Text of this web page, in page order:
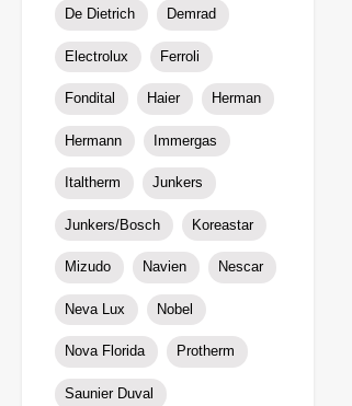
De Dietrich Demrad
Electrolux Ferroli
Fondital Haier Herman
Hermann Immergas
Italtherm Junkers
Junkers/Bosch Koreastar
Mizudо Navien Nescar
Neva Lux Nobel
Nova Florida Protherm
Saunier Duval